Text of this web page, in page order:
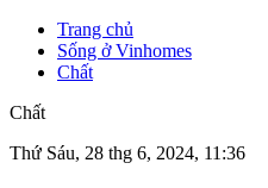
Trang chủ
Sống ở Vinhomes
Chất
Chất
Thứ Sáu, 28 thg 6, 2024, 11:36